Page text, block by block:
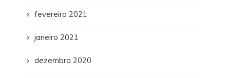
fevereiro 2021
janeiro 2021
dezembro 2020